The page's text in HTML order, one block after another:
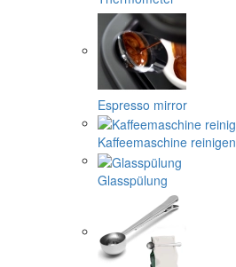
Espresso mirror
Kaffeemaschine reinigen
Glasspülung